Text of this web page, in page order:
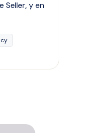
Seller, y en